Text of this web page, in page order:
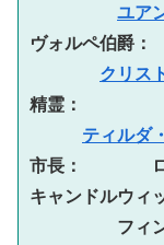
ユア
ヴォルペ伯爵：
クリス
精霊：
ティルダ
市長：　　　　
キャンドルウィ
フィ